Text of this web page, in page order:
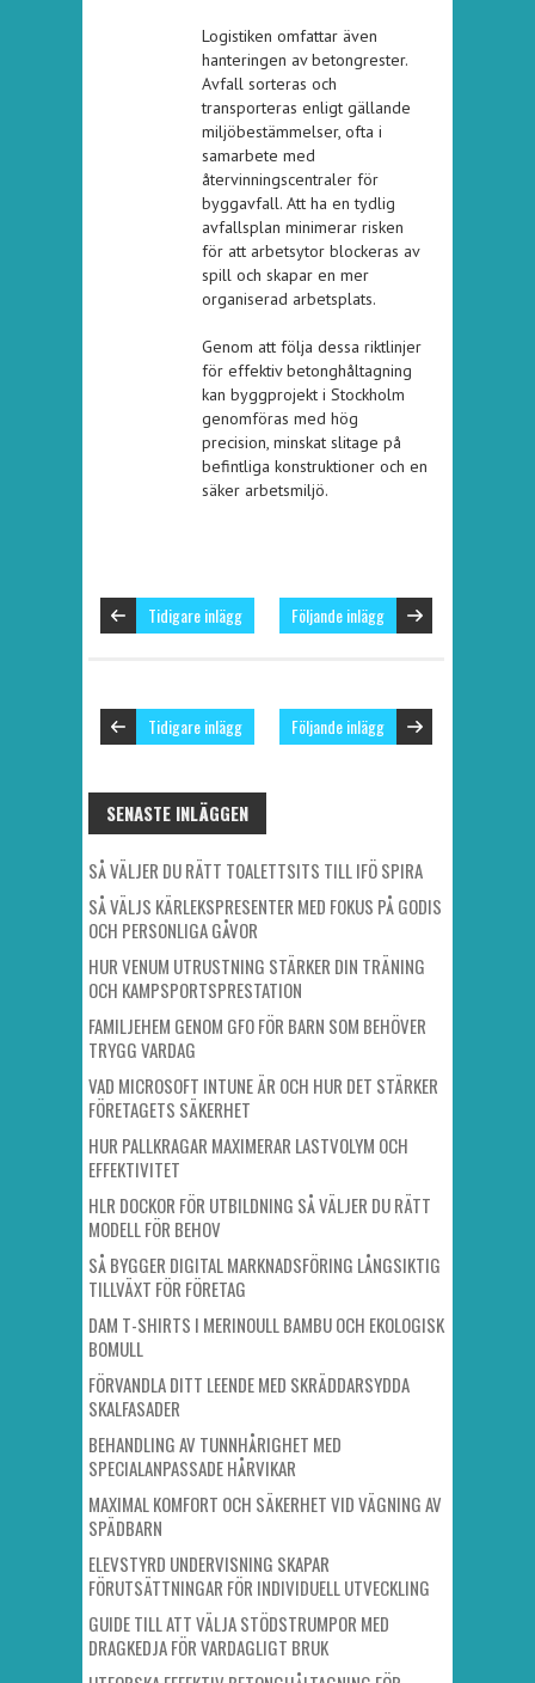
Logistiken omfattar även
hanteringen av betongrester.
Avfall sorteras och
transporteras enligt gällande
miljöbestämmelser, ofta i
samarbete med
återvinningscentraler för
byggavfall. Att ha en tydlig
avfallsplan minimerar risken
för att arbetsytor blockeras av
spill och skapar en mer
organiserad arbetsplats.
Genom att följa dessa riktlinjer
för effektiv betonghåltagning
kan byggprojekt i Stockholm
genomföras med hög
precision, minskat slitage på
befintliga konstruktioner och en
säker arbetsmiljö.
Tidigare inlägg Följande inlägg
Tidigare inlägg Följande inlägg
SENASTE INLÄGGEN
SÅ VÄLJER DU RÄTT TOALETTSITS TILL IFÖ SPIRA
SÅ VÄLJS KÄRLEKSPRESENTER MED FOKUS PÅ GODIS
OCH PERSONLIGA GÅVOR
HUR VENUM UTRUSTNING STÄRKER DIN TRÄNING
OCH KAMPSPORTSPRESTATION
FAMILJEHEM GENOM GFO FÖR BARN SOM BEHÖVER
TRYGG VARDAG
VAD MICROSOFT INTUNE ÄR OCH HUR DET STÄRKER
FÖRETAGETS SÄKERHET
HUR PALLKRAGAR MAXIMERAR LASTVOLYM OCH
EFFEKTIVITET
HLR DOCKOR FÖR UTBILDNING SÅ VÄLJER DU RÄTT
MODELL FÖR BEHOV
SÅ BYGGER DIGITAL MARKNADSFÖRING LÅNGSIKTIG
TILLVÄXT FÖR FÖRETAG
DAM T-SHIRTS I MERINOULL BAMBU OCH EKOLOGISK
BOMULL
FÖRVANDLA DITT LEENDE MED SKRÄDDARSYDDA
SKALFASADER
BEHANDLING AV TUNNHÅRIGHET MED
SPECIALANPASSADE HÅRVIKAR
MAXIMAL KOMFORT OCH SÄKERHET VID VÄGNING AV
SPÄDBARN
ELEVSTYRD UNDERVISNING SKAPAR
FÖRUTSÄTTNINGAR FÖR INDIVIDUELL UTVECKLING
GUIDE TILL ATT VÄLJA STÖDSTRUMPOR MED
DRAGKEDJA FÖR VARDAGLIGT BRUK